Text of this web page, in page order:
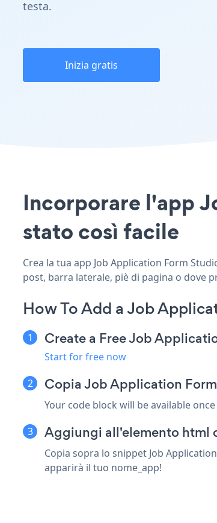
testa.
Inizia gratis
Incorporare l'app
stato così facile
Crea la tua app Job Application Form
post, barra laterale, piè di pagina o dove
How To Add a Job
Create a Free Job
Start for free now
Copia Job Application
Your code block will be available
Aggiungi all'elemento html
Copia sopra lo snippet Job
apparirà il tuo nome_app!